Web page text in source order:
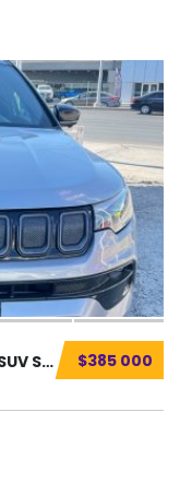
$385 000
JEEP COMPASS HIGH ALTITUDE 2022 SUV SEMINUEV...